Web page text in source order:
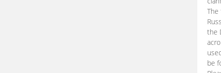
The
the
be